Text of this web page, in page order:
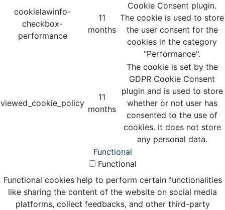
cookielawinfo-
checkbox-
performance
11
months
Cookie Consent plugin.
The cookie is used to store
the user consent for the
cookies in the category
"Performance".
viewed_cookie_policy
11
months
The cookie is set by the
GDPR Cookie Consent
plugin and is used to store
whether or not user has
consented to the use of
cookies. It does not store
any personal data.
Functional
Functional
Functional cookies help to perform certain functionalities
like sharing the content of the website on social media
platforms, collect feedbacks, and other third-party